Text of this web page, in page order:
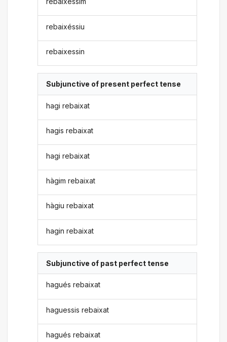
rebaixéssiu
rebaixessin
Subjunctive of present perfect tense
hagi rebaixat
hagis rebaixat
hagi rebaixat
hàgim rebaixat
hàgiu rebaixat
hagin rebaixat
Subjunctive of past perfect tense
hagués rebaixat
haguessis rebaixat
hagués rebaixat